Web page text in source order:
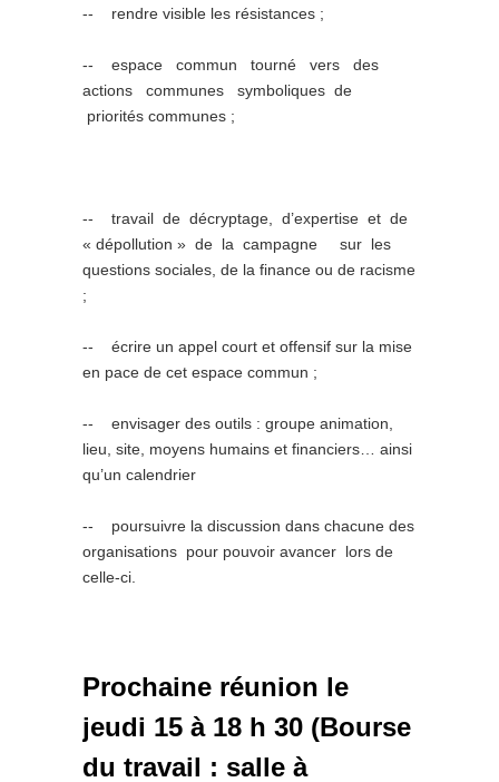
-­‐ rendre visible les résistances ;
-­‐ espace commun tourné vers des
actions communes symboliques de
priorités communes ;
-­‐ travail de décryptage, d’expertise et de
« dépollution » de la campagne sur les
questions sociales, de la finance ou de racisme
;
-­‐ écrire un appel court et offensif sur la mise
en pace de cet espace commun ;
-­‐ envisager des outils : groupe animation,
lieu, site, moyens humains et financiers… ainsi
qu’un calendrier
-­‐ poursuivre la discussion dans chacune des
organisations pour pouvoir avancer lors de
celle-ci.
Prochaine réunion le
jeudi 15 à 18 h 30 (Bourse
du travail : salle à